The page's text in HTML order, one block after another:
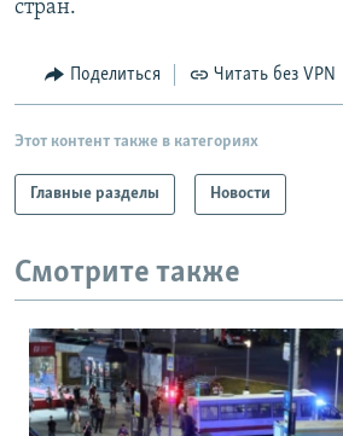
стран.
Поделиться Читать без VPN
Этот контент также в категориях
Главные разделы Новости
Смотрите также